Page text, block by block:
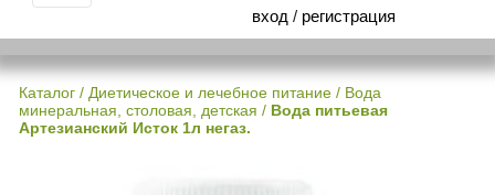
вход / регистрация
Каталог / Диетическое и лечебное питание / Вода
минеральная, столовая, детская / Вода питьевая
Артезианский Исток 1л негаз.